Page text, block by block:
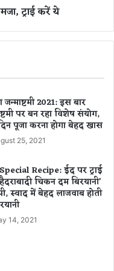
ट्राई करें ये
जन्माष्टमी 2021: इस बार
पर बन रहा विशेष संयोग,
पूजा करना होगा बेहद खास
25, 2021
Recipe: ईद पर ट्राई
चिकन दम बिरयानी’
स्वाद में बेहद लाजवाब होती
14, 2021